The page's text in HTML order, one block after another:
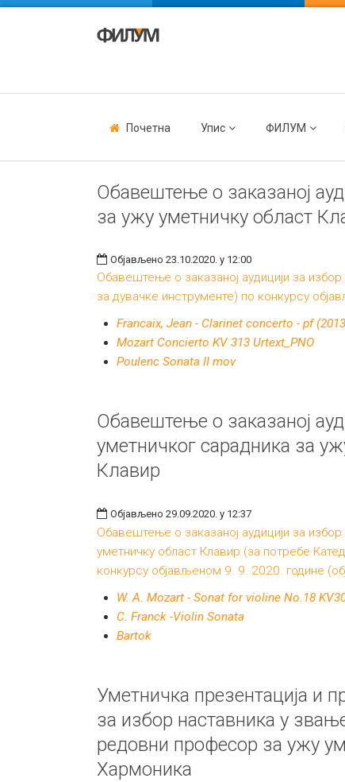
Почетна Упис ФИЛУМ
Обавештење о заказаној
за ужу уметничку област
Објављено 23.10.2020. у 12:00
Обавештење о заказаној аудицији за
за дувачке инструменте) по конкурсу
Francaix, Jean - Clarinet concerto - pf
Mozart Concierto KV 313 Urtext_PNO
Poulenc Sonata II mov
Обавештење о заказаној
уметничког сарадника за
Клавир
Објављено 29.09.2020. у 12:37
Обавештење о заказаној аудицији за
уметничку област Клавир (за потребе
конкурсу објављеном 9. 9. 2020. године
W. A. Mozart - Sonat for violine No.18
C. Franck -Violin Sonata
Bartok
Уметничка презентација и
за избор наставника у
редовни професор за ужу
Хармоника